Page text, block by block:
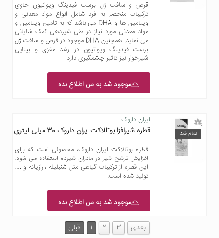
قرص و سافت ژل برست فیدینگ ویواتیون حاوی
ترکیبات منحصر به فرد شامل انواع مواد معدنی و
ویتامین ها و DHA می باشد که به تامین ویتامین و
مواد معدنی مورد نیاز در طی شیردهی کمک شایانی
می نماید. همچنین DHA موجود در قرص و سافت ژل
برست فیدینگ ویواتیون در رشد مغزی و بینایی
شیرخوار نیز تاثیر چشمگیری دارد.
موجود شد به من اطلاع بده
تمام شد
ایران داروک
قطره شیرافزا بوتالاکت ایران داروک 30 میلی لیتری
قطره بوتالاکت ایران داروک، محصولی است که برای
افزایش ترشح شیر در مادران شیرده استفاده می شود.
این قطره از ترکیبات گیاهی مثل شنبلیله ، رازیانه و ….
تولید شده است.
موجود شد به من اطلاع بده
قبلی 1 2 3 بعدی